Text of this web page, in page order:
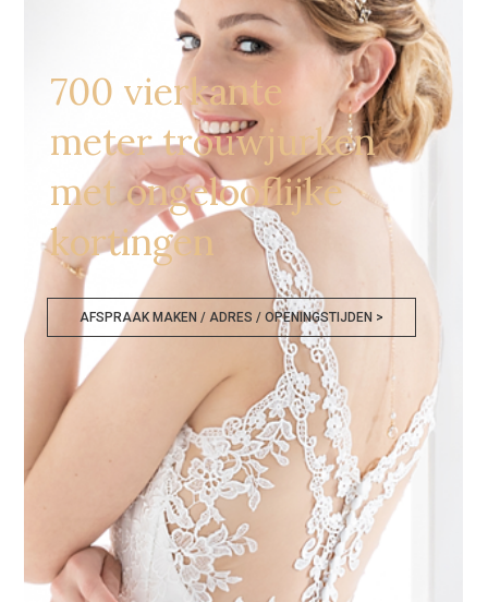
700 vierkante
meter trouwjurken
met ongelooflijke
kortingen
AFSPRAAK MAKEN / ADRES / OPENINGSTIJDEN >
Bruidskledij Outlet Leuven
Bruidskledij Outlet Leuven. De
grootste Bruidskledij